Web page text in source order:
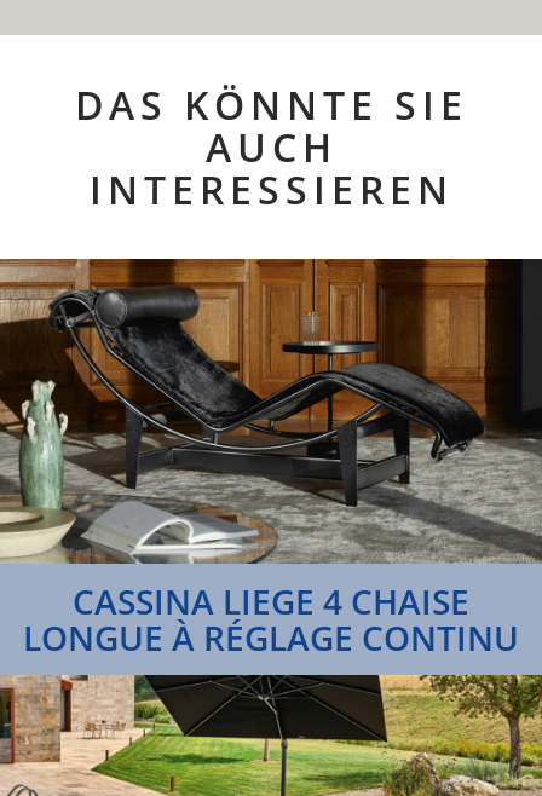
DAS KÖNNTE SIE
AUCH
INTERESSIEREN
CASSINA LIEGE 4 CHAISE
LONGUE À RÉGLAGE CONTINU